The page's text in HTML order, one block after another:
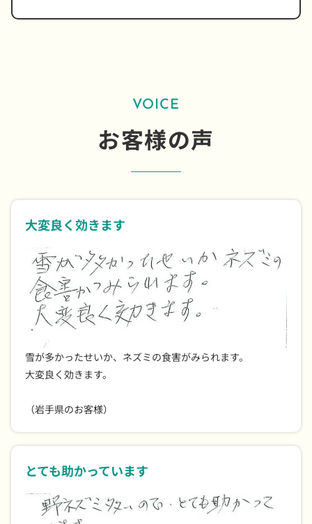
VOICE
お客様の声
大変良く効きます
雪が多かったせいか、ネズミの食害がみられます。
大変良く効きます。
（岩手県のお客様）
とても助かっています